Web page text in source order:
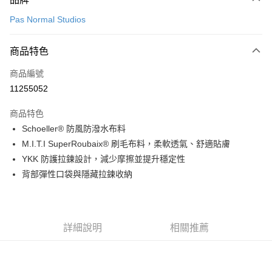
信用卡一次付款
LINE Pay
Apple Pay
運送方式
全家店到店
每筆NT$80，滿NT$10,000(含以上)免運費
Pas Normal Studios
商品特色
商品編號
11255052
商品特色
Schoeller® 防風防潑水布料
M.I.T.I SuperRoubaix® 刷毛布料，柔軟透氣、舒適貼膚
YKK 防護拉鍊設計，減少摩擦並提升穩定性
背部彈性口袋與隱藏拉鍊收納
詳細說明 相關推薦